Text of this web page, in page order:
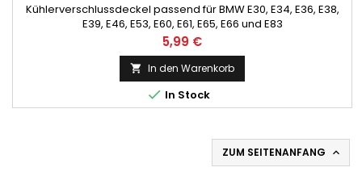
Kühlerverschlussdeckel passend für BMW E30, E34, E36, E38,
E39, E46, E53, E60, E61, E65, E66 und E83
Preis
5,99 €
 In den Warenkorb
 In Stock
ZUM SEITENANFANG 